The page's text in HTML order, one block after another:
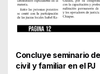
Concluye seminario
civil y familiar en el PJ